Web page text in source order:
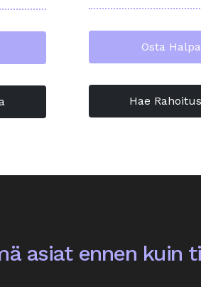
Osta Halpa
Hae
asiat ennen kuin